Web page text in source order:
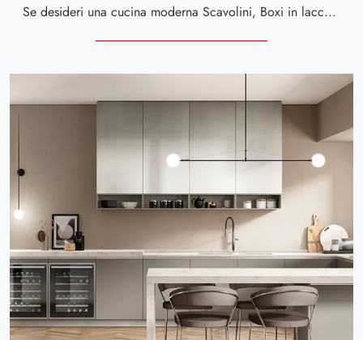
Se desideri una cucina moderna Scavolini, Boxi in laccato Bianco in laccato opaco ti attende nel nostro negozio di Cucine Moderne con penisola.